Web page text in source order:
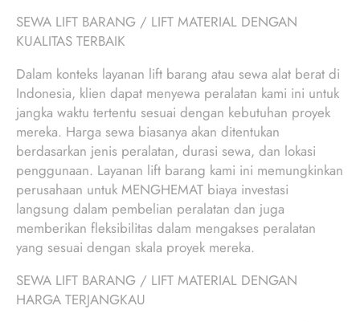
SEWA LIFT BARANG / LIFT MATERIAL DENGAN
KUALITAS TERBAIK
Dalam konteks layanan lift barang atau sewa alat berat di
Indonesia, klien dapat menyewa peralatan kami ini untuk
jangka waktu tertentu sesuai dengan kebutuhan proyek
mereka. Harga sewa biasanya akan ditentukan
berdasarkan jenis peralatan, durasi sewa, dan lokasi
penggunaan. Layanan lift barang kami ini memungkinkan
perusahaan untuk MENGHEMAT biaya investasi
langsung dalam pembelian peralatan dan juga
memberikan fleksibilitas dalam mengakses peralatan
yang sesuai dengan skala proyek mereka.
SEWA LIFT BARANG / LIFT MATERIAL DENGAN
HARGA TERJANGKAU